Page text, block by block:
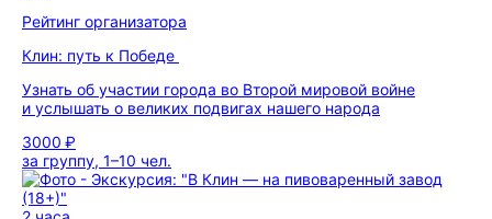
Рейтинг организатора
Клин: путь к Победе
Узнать об участии города во Второй мировой войне
и услышать о великих подвигах нашего народа
3000 ₽
за группу, 1–10 чел.